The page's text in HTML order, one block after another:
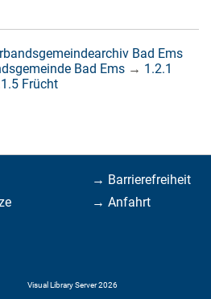
Bad Ems
Bad Ems → 1.2.1
Frücht
→ Barrierefreiheit
→ Anfahrt
Visual Library Server 2026